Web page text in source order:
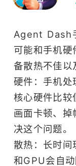
Agent Dash
可能和手机硬
备散热不佳以
硬件：手机处
核心硬件比较
画面卡顿、掉
决这个问题。
散热：长时间
和GPU会自